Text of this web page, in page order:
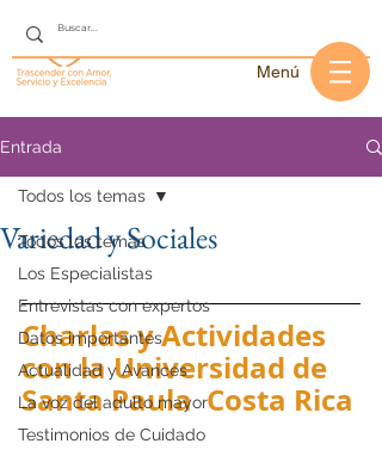
Menú
Entrada
Todos los temas
Los Especialistas
Entrevistas con expertos
Datos importantes
Actualidad y Avances
La voz del adulto mayor
Testimonios de Cuidado
Todos los temas
Variedad y Sociales
Charlas y Actividades
con la Universidad de
Santa Paula  Costa Rica